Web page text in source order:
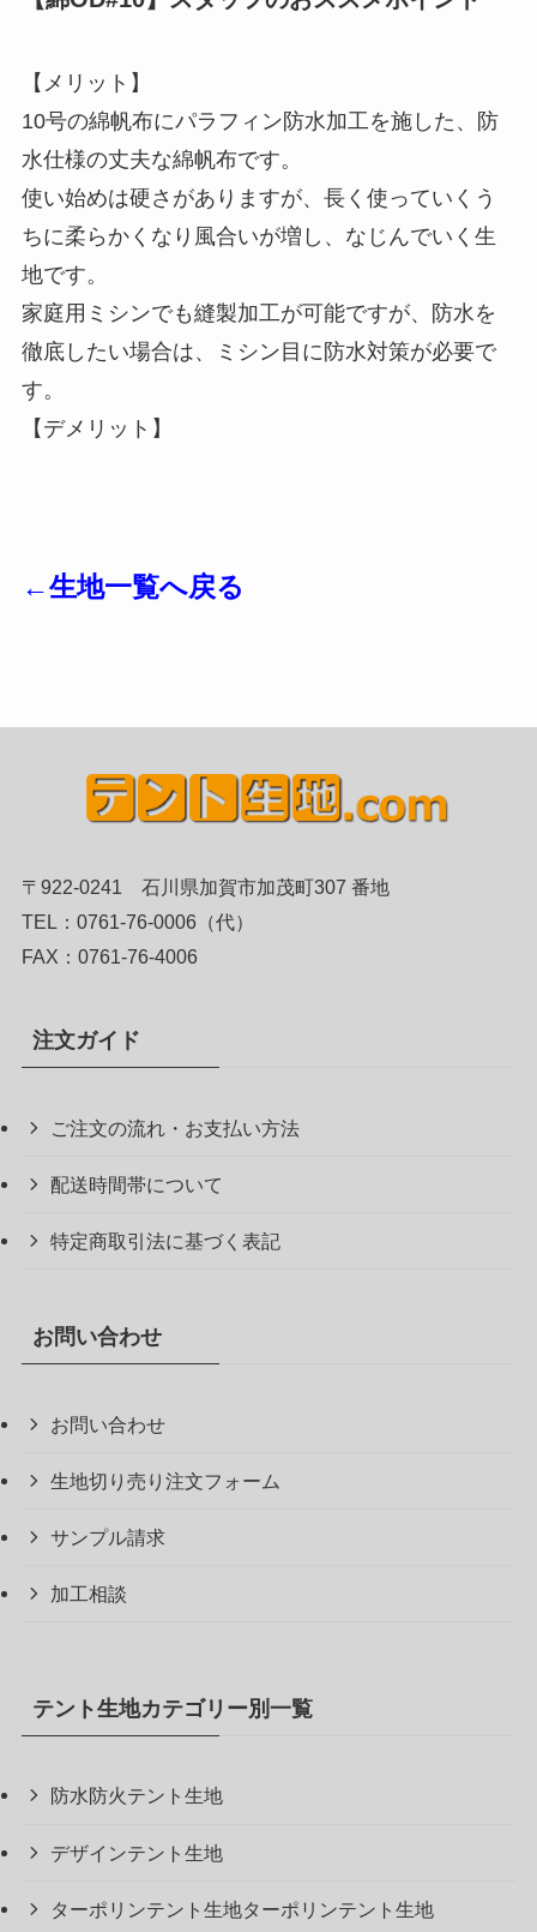
【メリット】
10号の綿帆布にパラフィン防水加工を施した、防
水仕様の丈夫な綿帆布です。
使い始めは硬さがありますが、長く使っていくう
ちに柔らかくなり風合いが増し、なじんでいく生
地です。
家庭用ミシンでも縫製加工が可能ですが、防水を
徹底したい場合は、ミシン目に防水対策が必要で
す。
【デメリット】
←生地一覧へ戻る
〒922-0241 石川県加賀市加茂町307 番地
TEL：0761-76-0006（代）
FAX：0761-76-4006
注文ガイド
ご注文の流れ・お支払い方法
配送時間帯について
特定商取引法に基づく表記
お問い合わせ
お問い合わせ
生地切り売り注文フォーム
サンプル請求
加工相談
テント生地カテゴリー別一覧
防水防火テント生地
デザインテント生地
ターポリンテント生地ターポリンテント生地